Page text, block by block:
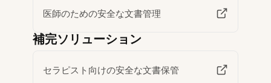
医師のための安全な文書管理
補完ソリューション
セラピスト向けの安全な文書保管